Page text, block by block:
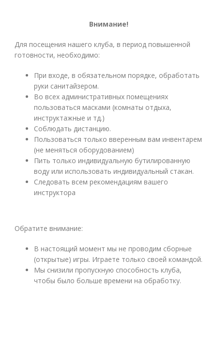
Внимание!
Для посещения нашего клуба, в период повышенной
готовности, необходимо:
При входе, в обязательном порядке, обработать
руки санитайзером.
Во всех административных помещениях
пользоваться масками (комнаты отдыха,
инструктажные и тд.)
Соблюдать дистанцию.
Пользоваться только вверенным вам инвентарем
(не меняться оборудованием)
Пить только индивидуальную бутилированную
воду или использовать индивидуальный стакан.
Следовать всем рекомендациям вашего
инструктора
Обратите внимание:
В настоящий момент мы не проводим сборные
(открытые) игры. Играете только своей командой.
Мы снизили пропускную способность клуба,
чтобы было больше времени на обработку.